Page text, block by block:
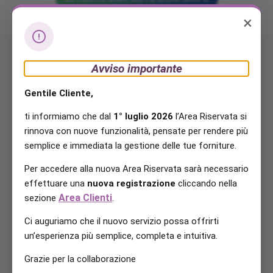
×
Avviso importante
Gentile Cliente,
ti informiamo che dal 1° luglio 2026 l’Area Riservata si
rinnova con nuove funzionalità, pensate per rendere più
semplice e immediata la gestione delle tue forniture.
Per accedere alla nuova Area Riservata sarà necessario
effettuare una nuova registrazione cliccando nella
sezione Area Clienti.
Ci auguriamo che il nuovo servizio possa offrirti
un’esperienza più semplice, completa e intuitiva.
Grazie per la collaborazione